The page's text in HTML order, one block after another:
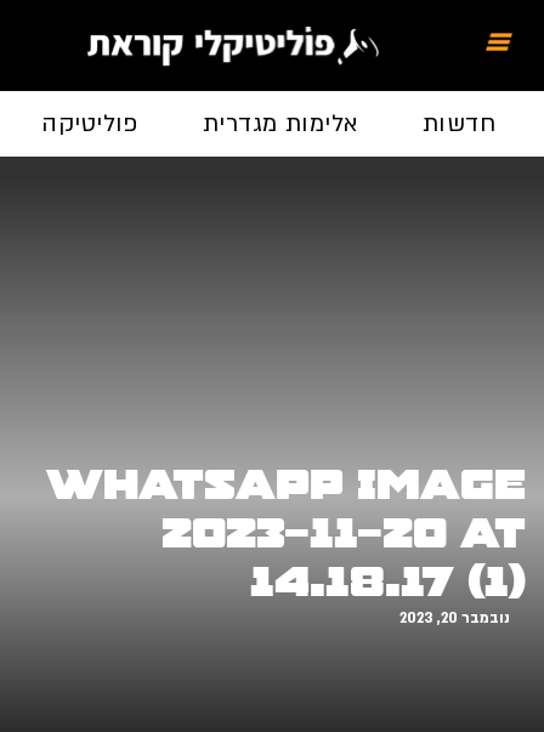
חדשות אלימות מגדרית פוליטיקה
WhatsApp Image
2023-11-20 at
14.18.17 (1)
נובמבר 20, 2023